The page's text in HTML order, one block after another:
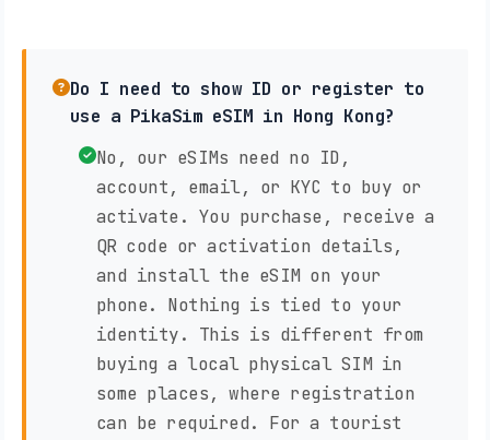
Do I need to show ID or register to
use a PikaSim eSIM in Hong Kong?
No, our eSIMs need no ID,
account, email, or KYC to buy or
activate. You purchase, receive a
QR code or activation details,
and install the eSIM on your
phone. Nothing is tied to your
identity. This is different from
buying a local physical SIM in
some places, where registration
can be required. For a tourist